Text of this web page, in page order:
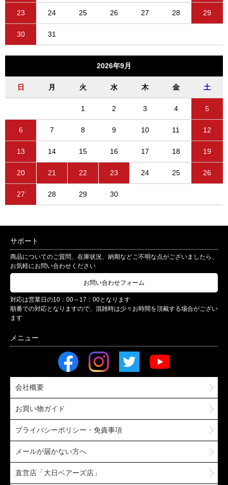
23 24 25 26 27 28 29
30 31
2026年9月
日 月 火 水 木 金 土
1 2 3 4 5
6 7 8 9 10 11 12
13 14 15 16 17 18 19
20 21 22 23 24 25 26
27 28 29 30
サポート
商品についてのご質問、在庫状況、納期などご不明な点がございましたら、
お気軽にお問い合わせください
お問い合わせフォーム
対応は営業日の10：00～17：00となります
順番での対応となりますので、混雑時は少々お時間を頂戴する場合がござい
ます
会社概要
お買い物ガイド
プライバシーポリシー・免責事項
メールが届かない方へ
直営店「大日ベアーズ店」